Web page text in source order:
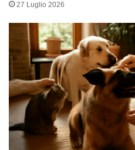
27 Luglio 2026